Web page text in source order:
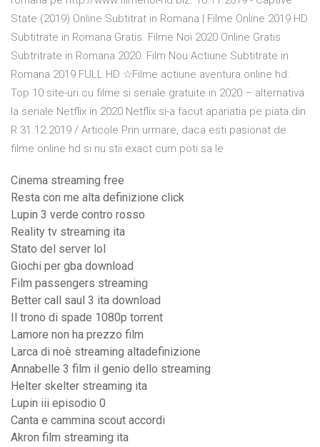
State (2019) Online Subtitrat in Romana | Filme Online 2019 HD
Subtitrate in Romana Gratis. Filme Noi 2020 Online Gratis
Subtritrate in Romana 2020. Film Nou Actiune Subtitrate in
Romana 2019 FULL HD ☆Filme actiune aventura online hd.
Top 10 site-uri cu filme si seriale gratuite in 2020 – alternativa
la seriale Netflix in 2020 Netflix si-a facut apariatia pe piata din
R 31.12.2019 / Articole Prin urmare, daca esti pasionat de
filme online hd si nu stii exact cum poti sa le
Cinema streaming free
Resta con me alta definizione click
Lupin 3 verde contro rosso
Reality tv streaming ita
Stato del server lol
Giochi per gba download
Film passengers streaming
Better call saul 3 ita download
Il trono di spade 1080p torrent
Lamore non ha prezzo film
Larca di noè streaming altadefinizione
Annabelle 3 film il genio dello streaming
Helter skelter streaming ita
Lupin iii episodio 0
Canta e cammina scout accordi
Akron film streaming ita